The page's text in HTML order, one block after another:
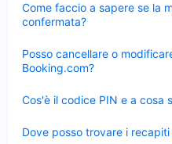
Come faccio a sapere se la
confermata?
chiuso
Posso cancellare o
Booking.com?
chiuso
Cos'è il codice PIN e a cosa
chiuso
Dove posso trovare i
chiuso